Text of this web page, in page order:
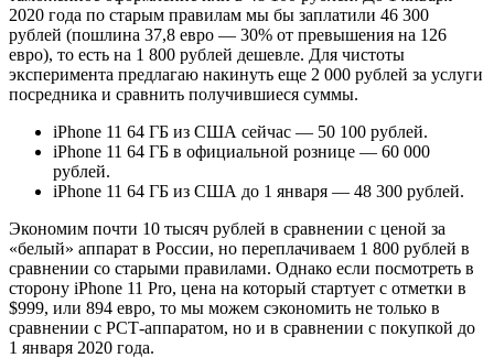
2020 года по старым правилам мы бы заплатили 46 300
рублей (пошлина 37,8 евро — 30% от превышения на 126
евро), то есть на 1 800 рублей дешевле. Для чистоты
эксперимента предлагаю накинуть еще 2 000 рублей за услуги
посредника и сравнить получившиеся суммы.
iPhone 11 64 ГБ из США сейчас — 50 100 рублей.
iPhone 11 64 ГБ в официальной рознице — 60 000
рублей.
iPhone 11 64 ГБ из США до 1 января — 48 300 рублей.
Экономим почти 10 тысяч рублей в сравнении с ценой за
«белый» аппарат в России, но переплачиваем 1 800 рублей в
сравнении со старыми правилами. Однако если посмотреть в
сторону iPhone 11 Pro, цена на который стартует с отметки в
$999, или 894 евро, то мы можем сэкономить не только в
сравнении с РСТ-аппаратом, но и в сравнении с покупкой до
1 января 2020 года.